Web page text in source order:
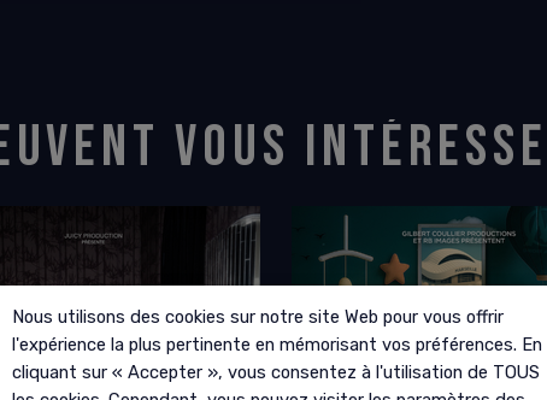
VOUS
Nous utilisons des cookies sur notre site Web pour vous offrir
l'expérience la plus pertinente en mémorisant vos préférences. En
cliquant sur « Accepter », vous consentez à l'utilisation de TOUS